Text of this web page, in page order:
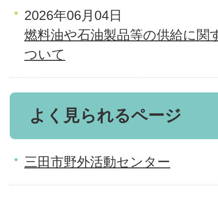
2026年06月04日
燃料油や石油製品等の供給に関
ついて
よく見られるページ
三田市野外活動センター